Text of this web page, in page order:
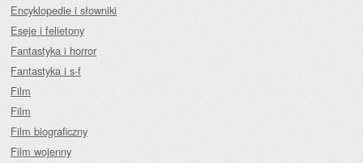
Encyklopedie i słowniki
Eseje i felietony
Fantastyka i horror
Fantastyka i s-f
Film
Film
Film biograficzny
Film wojenny